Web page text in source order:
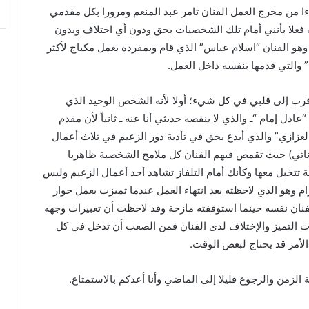
من مخرج العمل الفنان تامر عبد المنعم ومرورا بكل مقدمي
بأنني أمام تلك الشخصيات بحق ودون أي اختلاف وبدون
الفنان “اسلام عباس” الذي قام وبمفرده بعمل مكياج لأكثر
إلى قلبي في كل شيء؛ أولا لأنه الشخص الوحيد الذي
إمام “ـ والذي لا ينقصه حديثي أنا عنه ـ ثانياً لأن مقدم
والذي أبدع بحق في تأدية دور الزعيم في ثلاث أعمال
حيث تقمص فيهم الفنان كل ملامح الشخصية ظاهريا
معها وكأنك أمام التلفاز تشاهد أحد أعمال الزعيم وليس
الذي لاحظته بعد انتهاء العمل عندما تميزت بعمل حوار
نفسه حينما استوقفته مازحة وقد لاحظت أن تعبيرات وجهه
والإختلاف لدى الفنان فمن الصعب أن تدخل في كل
قد يحتاج لبعض الوقت.